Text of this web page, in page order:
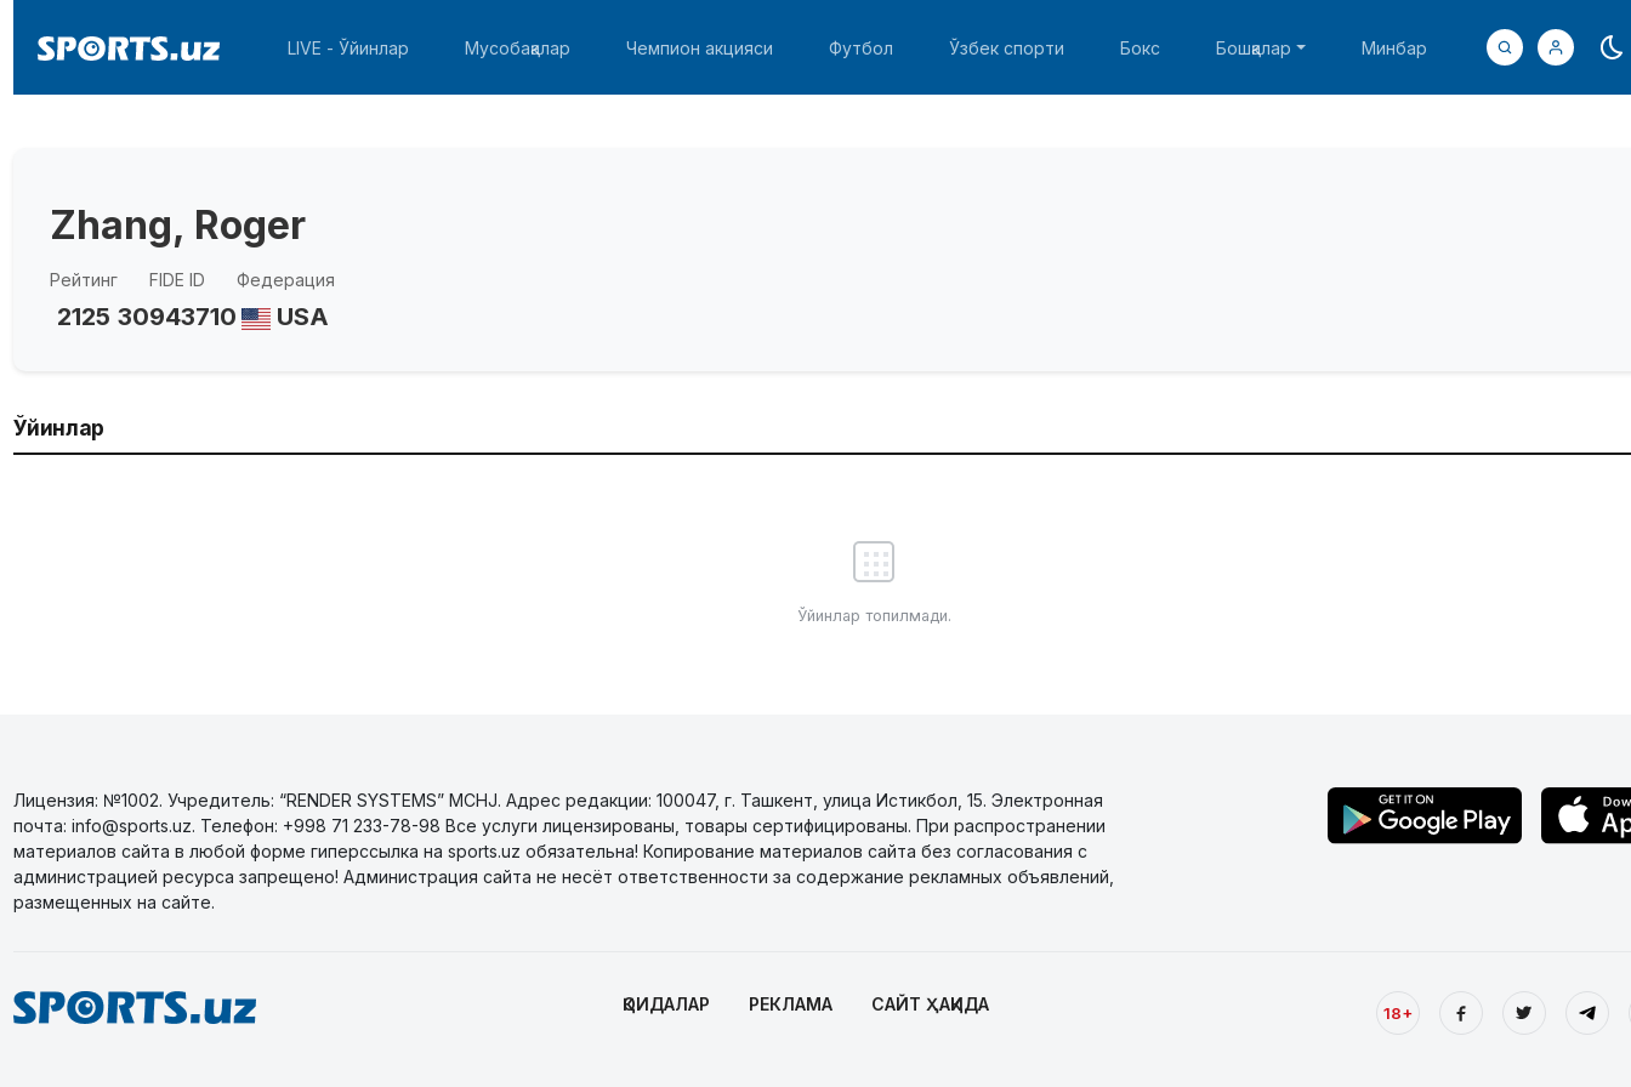
LIVE - Ўйинлар Мусобақалар Чемпион акцияси Футбол Ўзбек спорти Бокс Бошқалар Минбар
Zhang, Roger
Рейтинг
2125
FIDE ID
30943710
Федерация
USA
Ўйинлар
Ўйинлар топилмади.
Лицензия: №1002. Учредитель: “RENDER SYSTEMS” MCHJ. Адрес редакции: 100047, г. Ташкент, улица Истикбол, 15. Электронная
почта: info@sports.uz. Телефон: +998 71 233-78-98 Все услуги лицензированы, товары сертифицированы. При распространении
материалов сайта в любой форме гиперссылка на sports.uz обязательна! Копирование материалов сайта без согласования с
администрацией ресурса запрещено! Администрация сайта не несёт ответственности за содержание рекламных объявлений,
размещенных на сайте.
ҚОИДАЛАР РЕКЛАМА САЙТ ҲАҚИДА 18+